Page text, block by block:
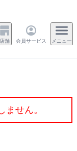
店舗 会員サービス メニュー
せん。